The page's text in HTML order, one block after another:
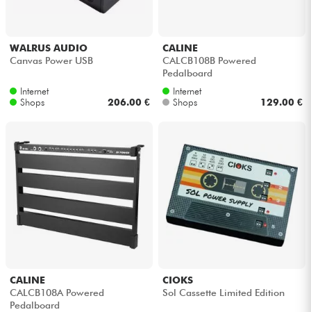
WALRUS AUDIO
Canvas Power USB
Internet
Shops
206.00 €
CALINE
CALCB108B Powered
Pedalboard
Internet
Shops
129.00 €
CALINE
CALCB108A Powered
Pedalboard
CIOKS
Sol Cassette Limited Edition